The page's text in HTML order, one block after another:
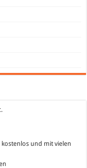
kostenlos und mit vielen